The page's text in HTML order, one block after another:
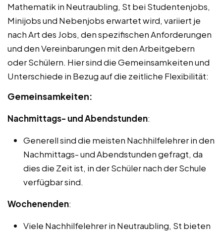
Mathematik in Neutraubling, St bei Studentenjobs,
Minijobs und Nebenjobs erwartet wird, variiert je
nach Art des Jobs, den spezifischen Anforderungen
und den Vereinbarungen mit den Arbeitgebern
oder Schülern. Hier sind die Gemeinsamkeiten und
Unterschiede in Bezug auf die zeitliche Flexibilität:
Gemeinsamkeiten:
Nachmittags- und Abendstunden:
Generell sind die meisten Nachhilfelehrer in den
Nachmittags- und Abendstunden gefragt, da
dies die Zeit ist, in der Schüler nach der Schule
verfügbar sind.
Wochenenden:
Viele Nachhilfelehrer in Neutraubling, St bieten